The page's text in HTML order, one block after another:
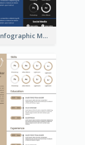
Dark Infographic Marketing Assistant Resume